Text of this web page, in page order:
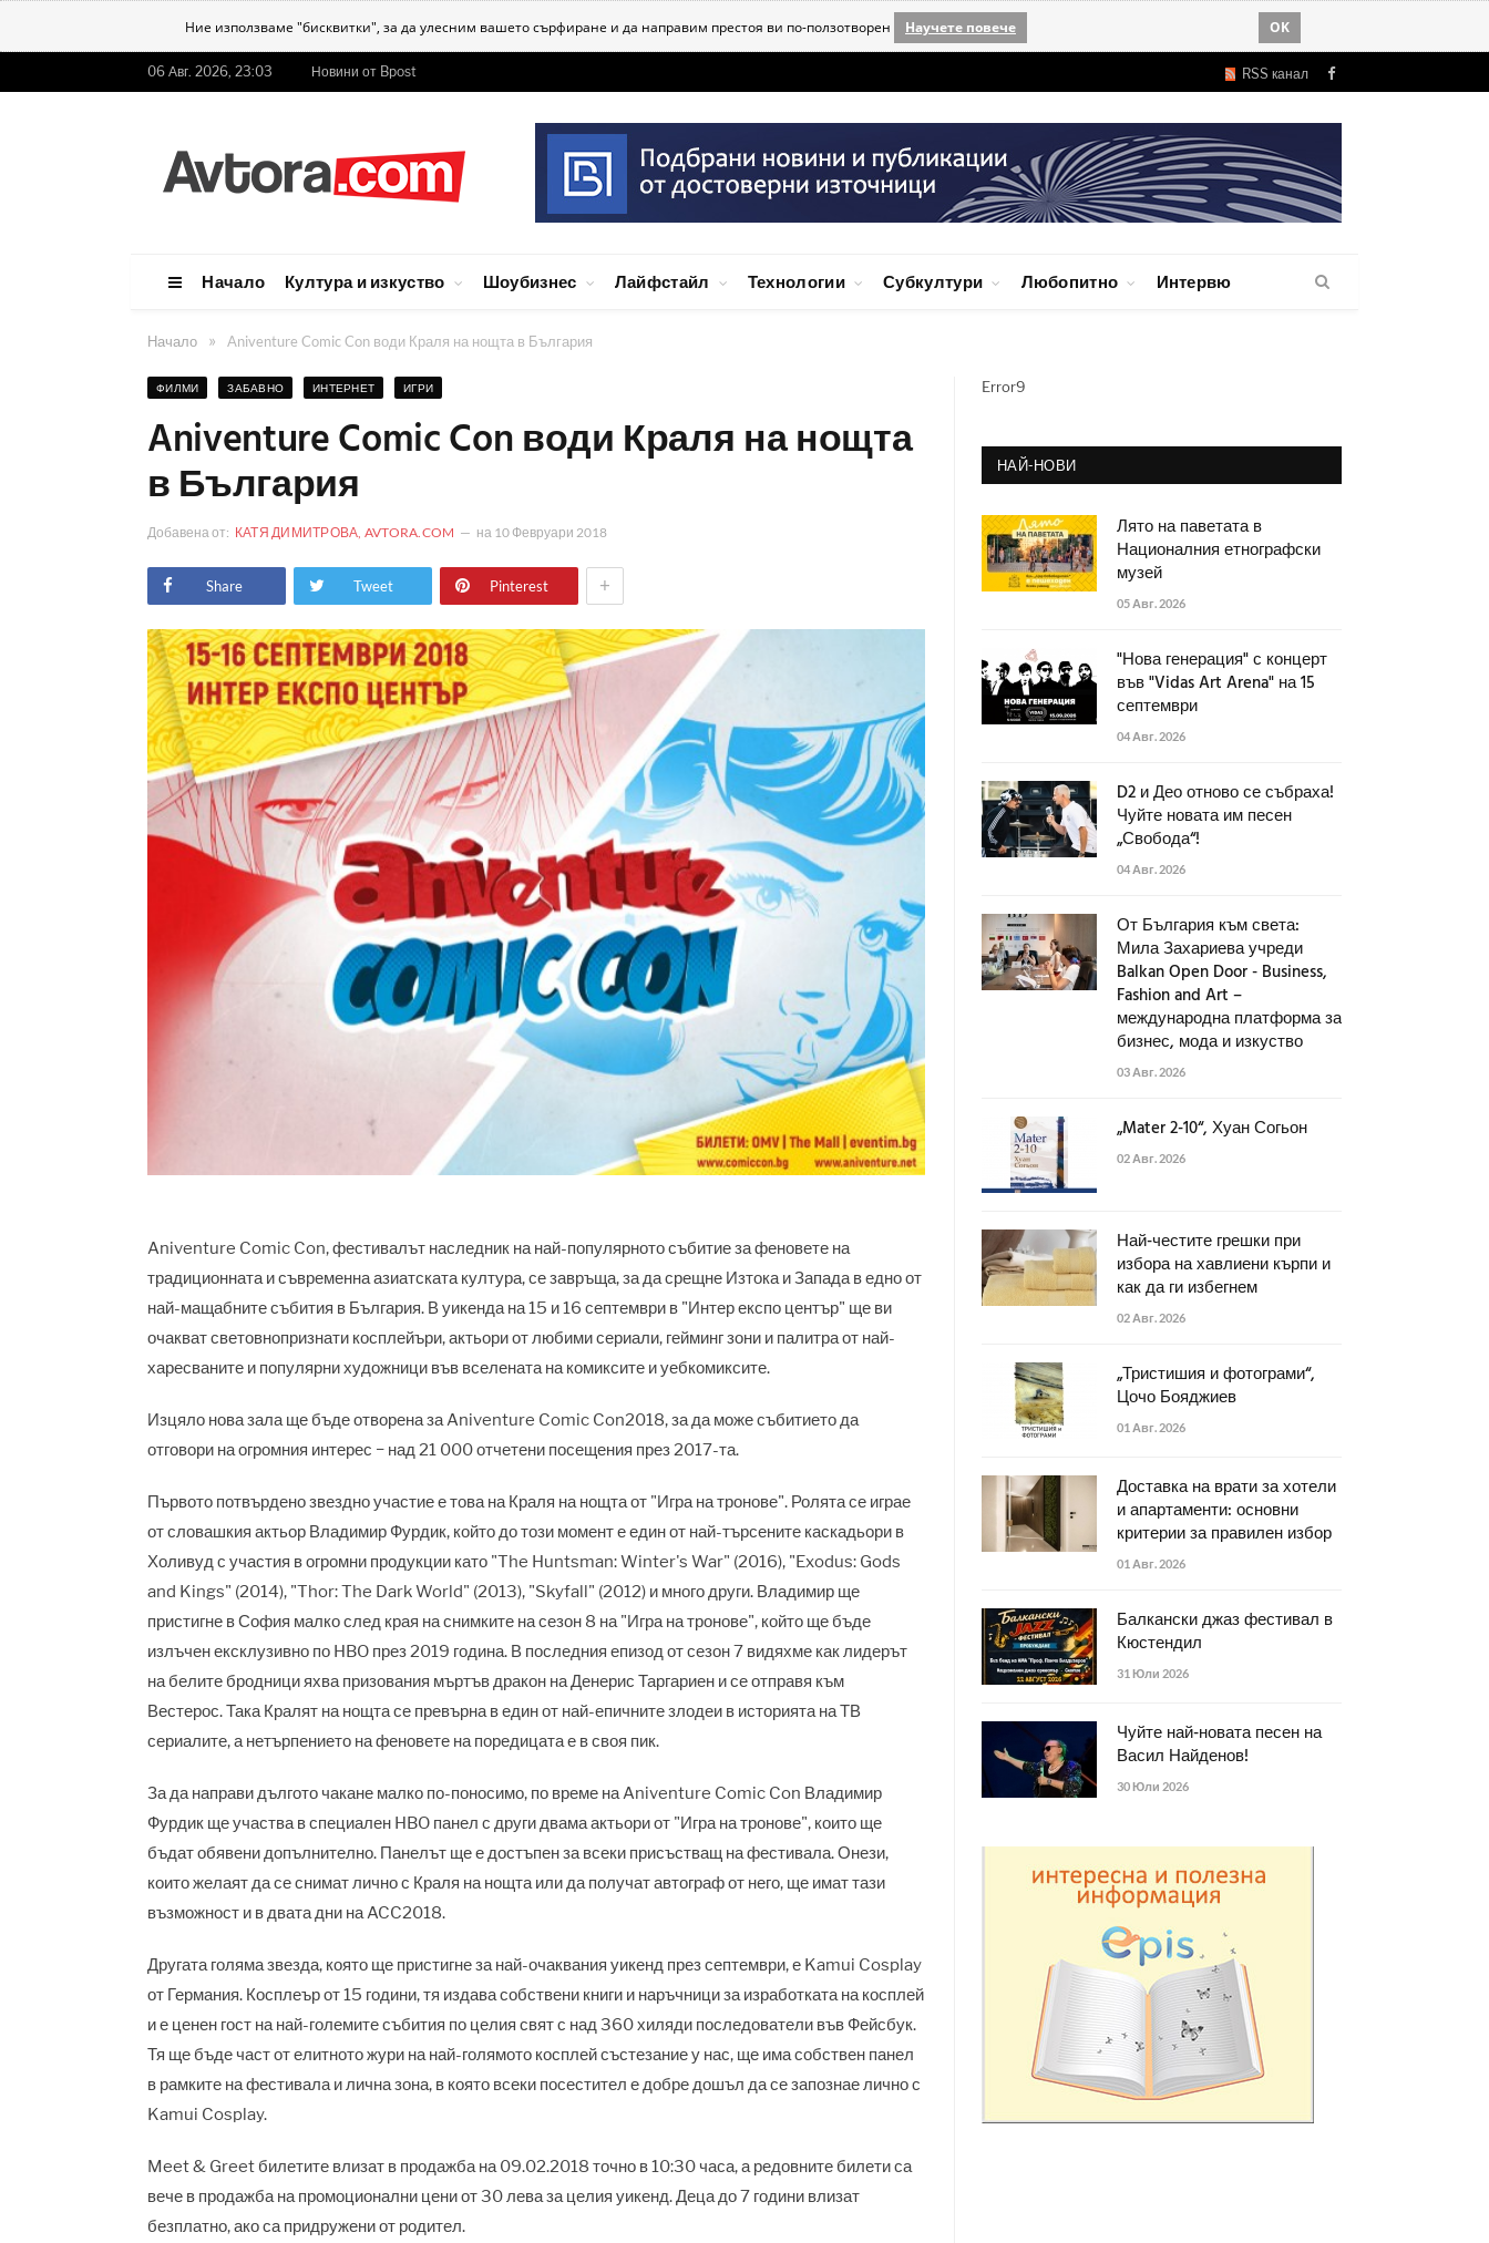
Ние използваме "бисквитки", за да улесним вашето сърфиране и да направим престоя ви по-ползотворен Научете повече OK
06 Авг. 2026, 23:03 Новини от Bpost RSS канал Facebook
Начало Култура и изкуство Шоубизнес Лайфстайл Технологии Субкултури Любопитно Интервю
Начало » Aniventure Comic Con води Краля на нощта в България
ФИЛМИ ЗАБАВНО ИНТЕРНЕТ ИГРИ
Aniventure Comic Con води Краля на нощта
в България
Добавена от: КАТЯ ДИМИТРОВА, AVTORA.COM на 10 Февруари 2018
Share Tweet Pinterest +
Aniventure Comic Con, фестивалът наследник на най-популярното събитие за феновете на
традиционната и съвременна азиатската култура, се завръща, за да срещне Изтока и Запада в едно от
най-мащабните събития в България. В уикенда на 15 и 16 септември в "Интер експо център" ще ви
очакват световнопризнати косплейъри, актьори от любими сериали, гейминг зони и палитра от най-
харесваните и популярни художници във вселената на комиксите и уебкомиксите.
Изцяло нова зала ще бъде отворена за Aniventure Comic Con2018, за да може събитието да
отговори на огромния интерес − над 21 000 отчетени посещения през 2017-та.
Първото потвърдено звездно участие е това на Краля на нощта от "Игра на тронове". Ролята се играе
от словашкия актьор Владимир Фурдик, който до този момент е един от най-търсените каскадьори в
Холивуд с участия в огромни продукции като "The Huntsman: Winter's War" (2016), "Exodus: Gods
and Kings" (2014), "Thor: The Dark World" (2013), "Skyfall" (2012) и много други. Владимир ще
пристигне в София малко след края на снимките на сезон 8 на "Игра на тронове", който ще бъде
излъчен ексклузивно по HBO през 2019 година. В последния епизод от сезон 7 видяхме как лидерът
на белите бродници яхва призования мъртъв дракон на Денерис Таргариен и се отправя към
Вестерос. Така Кралят на нощта се превърна в един от най-епичните злодеи в историята на ТВ
сериалите, а нетърпението на феновете на поредицата е в своя пик.
За да направи дългото чакане малко по-поносимо, по време на Aniventure Comic Con Владимир
Фурдик ще участва в специален HBO панел с други двама актьори от "Игра на тронове", които ще
бъдат обявени допълнително. Панелът ще е достъпен за всеки присъстващ на фестивала. Онези,
които желаят да се снимат лично с Краля на нощта или да получат автограф от него, ще имат тази
възможност и в двата дни на ACC2018.
Другата голяма звезда, която ще пристигне за най-очаквания уикенд през септември, е Kamui Cosplay
от Германия. Косплеър от 15 години, тя издава собствени книги и наръчници за изработката на косплей
и е ценен гост на най-големите събития по целия свят с над 360 хиляди последователи във Фейсбук.
Тя ще бъде част от елитното жури на най-голямото косплей състезание у нас, ще има собствен панел
в рамките на фестивала и лична зона, в която всеки посестител е добре дошъл да се запознае лично с
Kamui Cosplay.
Meet & Greet билетите влизат в продажба на 09.02.2018 точно в 10:30 часа, а редовните билети са
вече в продажба на промоционални цени от 30 лева за целия уикенд. Деца до 7 години влизат
безплатно, ако са придружени от родител.
Error9
НАЙ-НОВИ
Лято на паветата в
Националния етнографски
музей
05 Авг. 2026
"Нова генерация" с концерт
във "Vidas Art Arena" на 15
септември
04 Авг. 2026
D2 и Део отново се събраха!
Чуйте новата им песен
„Свобода“!
04 Авг. 2026
От България към света:
Мила Захариева учреди
Balkan Open Door - Business,
Fashion and Art –
международна платформа за
бизнес, мода и изкуство
03 Авг. 2026
„Mater 2-10“, Хуан Согьон
02 Авг. 2026
Най-честите грешки при
избора на хавлиени кърпи и
как да ги избегнем
02 Авг. 2026
„Тристишия и фотограми“,
Цочо Бояджиев
01 Авг. 2026
Доставка на врати за хотели
и апартаменти: основни
критерии за правилен избор
01 Авг. 2026
Балкански джаз фестивал в
Кюстендил
31 Юли 2026
Чуйте най-новата песен на
Васил Найденов!
30 Юли 2026